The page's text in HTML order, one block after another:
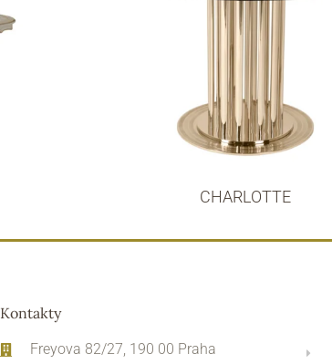
CHARLOTTE
Kontakty
Freyova 82/27, 190 00 Praha